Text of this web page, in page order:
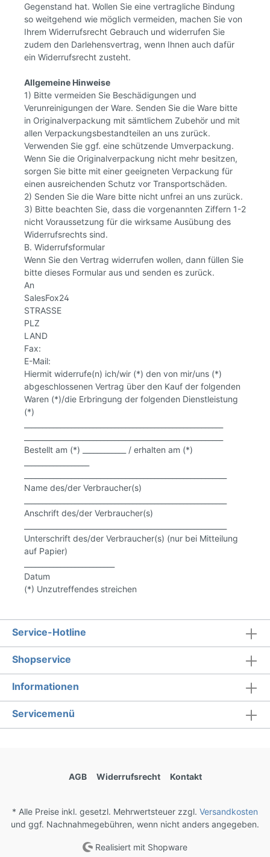
Gegenstand hat. Wollen Sie eine vertragliche Bindung
so weitgehend wie möglich vermeiden, machen Sie von
Ihrem Widerrufsrecht Gebrauch und widerrufen Sie
zudem den Darlehensvertrag, wenn Ihnen auch dafür
ein Widerrufsrecht zusteht.
Allgemeine Hinweise
1) Bitte vermeiden Sie Beschädigungen und
Verunreinigungen der Ware. Senden Sie die Ware bitte
in Originalverpackung mit sämtlichem Zubehör und mit
allen Verpackungsbestandteilen an uns zurück.
Verwenden Sie ggf. eine schützende Umverpackung.
Wenn Sie die Originalverpackung nicht mehr besitzen,
sorgen Sie bitte mit einer geeigneten Verpackung für
einen ausreichenden Schutz vor Transportschäden.
2) Senden Sie die Ware bitte nicht unfrei an uns zurück.
3) Bitte beachten Sie, dass die vorgenannten Ziffern 1-2
nicht Voraussetzung für die wirksame Ausübung des
Widerrufsrechts sind.
B. Widerrufsformular
Wenn Sie den Vertrag widerrufen wollen, dann füllen Sie
bitte dieses Formular aus und senden es zurück.
An
SalesFox24
STRASSE
PLZ
LAND
Fax:
E-Mail:
Hiermit widerrufe(n) ich/wir (*) den von mir/uns (*)
abgeschlossenen Vertrag über den Kauf der folgenden
Waren (*)/die Erbringung der folgenden Dienstleistung
(*)
Bestellt am (*) ____________ / erhalten am (*)
Name des/der Verbraucher(s)
Anschrift des/der Verbraucher(s)
Unterschrift des/der Verbraucher(s) (nur bei Mitteilung
auf Papier)
Datum
(*) Unzutreffendes streichen
Service-Hotline
Shopservice
Informationen
Servicemenü
AGB Widerrufsrecht Kontakt
* Alle Preise inkl. gesetzl. Mehrwertsteuer zzgl. Versandkosten
und ggf. Nachnahmegebühren, wenn nicht anders angegeben.
Realisiert mit Shopware